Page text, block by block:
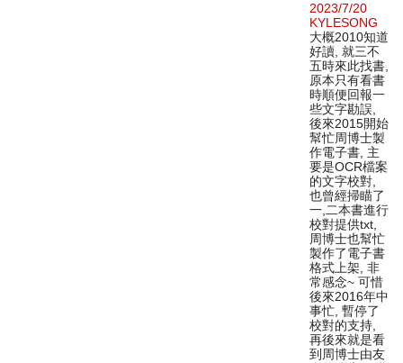
2023/7/20
KYLESONG
大概2010知道
好讀, 就三不
五時來此找書,
原本只有看書
時順便回報一
些文字勘誤,
後來2015開始
幫忙周博士製
作電子書, 主
要是OCR檔案
的文字校對,
也曾經掃瞄了
一,二本書進行
校對提供txt,
周博士也幫忙
製作了電子書
格式上架, 非
常感念~ 可惜
後來2016年中
事忙, 暫停了
校對的支持,
再後來就是看
到周博士由友